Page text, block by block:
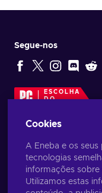
Segue-nos
ESCOLHA
DO
Cookies
A Eneba e os
tecnologias
informações sobre
Utilizamos estas